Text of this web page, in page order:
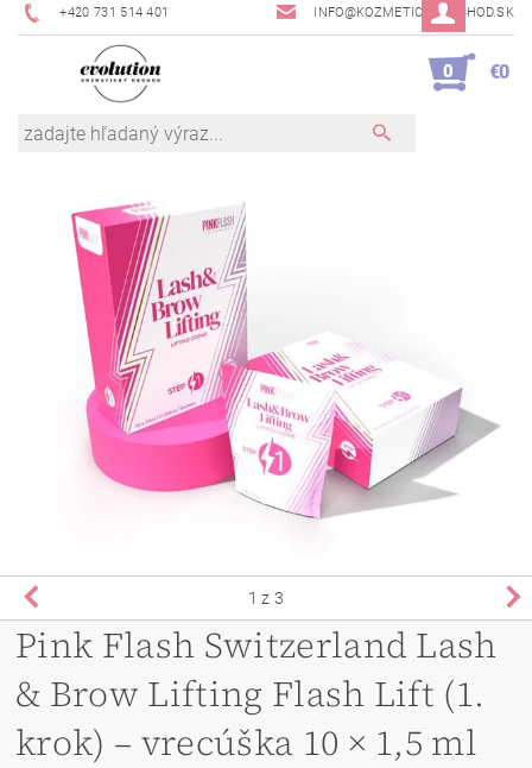
+420 731 514 401 INFO@KOZMETICKYOBCHOD.SK
0 €0
1 z 3
Pink Flash Switzerland Lash
& Brow Lifting Flash Lift (1.
krok) – vrecúška 10 × 1,5 ml